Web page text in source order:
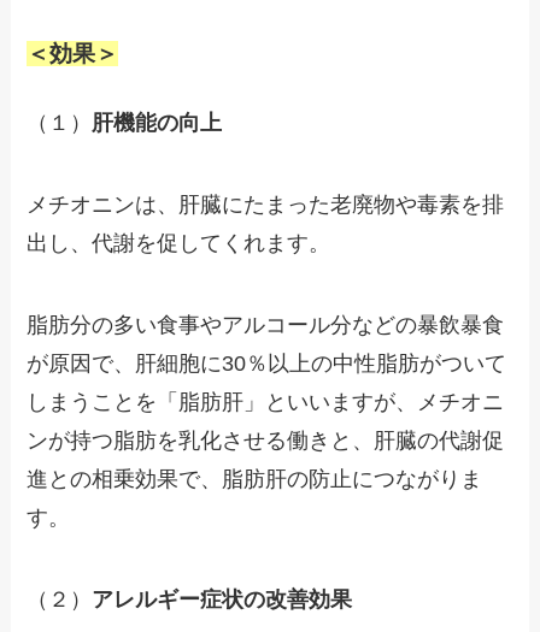
＜効果＞
（１） 肝機能の向上
メチオニンは、肝臓にたまった老廃物や毒素を排
出し、代謝を促してくれます。
脂肪分の多い食事やアルコール分などの暴飲暴食
が原因で、肝細胞に30％以上の中性脂肪がついて
しまうことを「脂肪肝」といいますが、メチオニ
ンが持つ脂肪を乳化させる働きと、肝臓の代謝促
進との相乗効果で、脂肪肝の防止につながりま
す。
（２） アレルギー症状の改善効果